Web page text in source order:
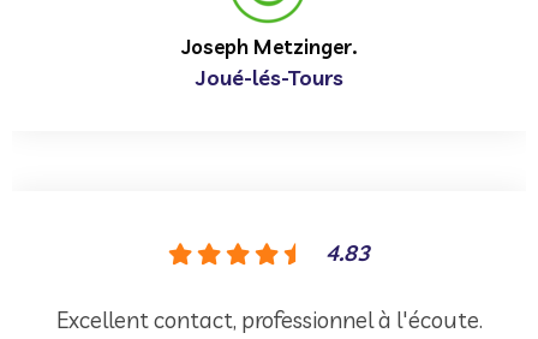
Joseph Metzinger.
Joué-lés-Tours
4.83
Excellent contact, professionnel à l'écoute.